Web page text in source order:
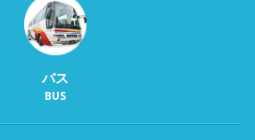
バス
BUS